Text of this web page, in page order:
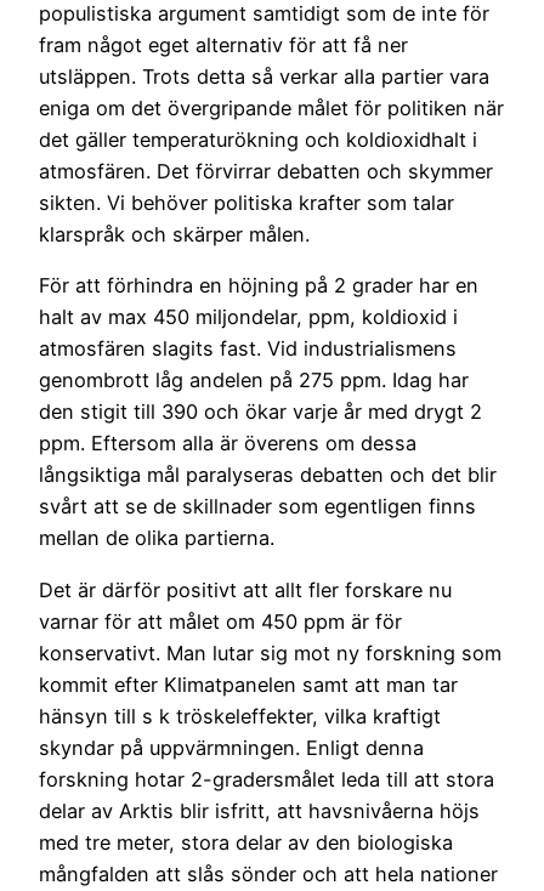
populistiska argument samtidigt som de inte för
fram något eget alternativ för att få ner
utsläppen. Trots detta så verkar alla partier vara
eniga om det övergripande målet för politiken när
det gäller temperaturökning och koldioxidhalt i
atmosfären. Det förvirrar debatten och skymmer
sikten. Vi behöver politiska krafter som talar
klarspråk och skärper målen.
För att förhindra en höjning på 2 grader har en
halt av max 450 miljondelar, ppm, koldioxid i
atmosfären slagits fast. Vid industrialismens
genombrott låg andelen på 275 ppm. Idag har
den stigit till 390 och ökar varje år med drygt 2
ppm. Eftersom alla är överens om dessa
långsiktiga mål paralyseras debatten och det blir
svårt att se de skillnader som egentligen finns
mellan de olika partierna.
Det är därför positivt att allt fler forskare nu
varnar för att målet om 450 ppm är för
konservativt. Man lutar sig mot ny forskning som
kommit efter Klimatpanelen samt att man tar
hänsyn till s k tröskeleffekter, vilka kraftigt
skyndar på uppvärmningen. Enligt denna
forskning hotar 2-gradersmålet leda till att stora
delar av Arktis blir isfritt, att havsnivåerna höjs
med tre meter, stora delar av den biologiska
mångfalden att slås sönder och att hela nationer